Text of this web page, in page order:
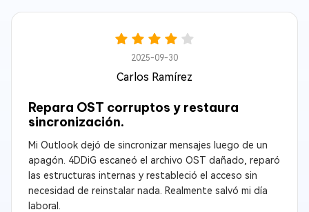
2025-09-30
Carlos Ramírez
Repara OST corruptos y restaura
sincronización.
Mi Outlook dejó de sincronizar mensajes luego de un
apagón. 4DDiG escaneó el archivo OST dañado, reparó
las estructuras internas y restableció el acceso sin
necesidad de reinstalar nada. Realmente salvó mi día
laboral.